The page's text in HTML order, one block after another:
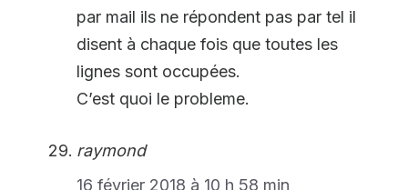
par mail ils ne répondent pas par tel il
disent à chaque fois que toutes les
lignes sont occupées.
C’est quoi le probleme.
raymond
16 février 2018 à 10 h 58 min